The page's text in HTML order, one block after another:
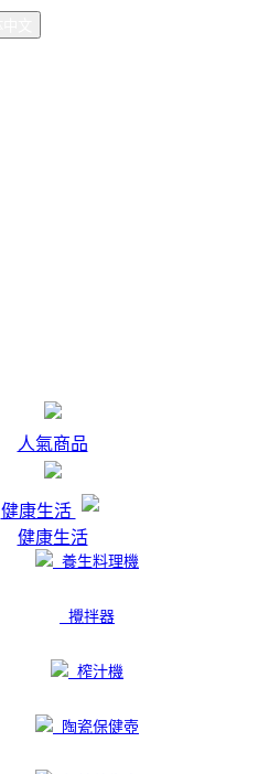
人氣商品
健康生活
健康生活
養生料理機
攪拌器
榨汁機
陶瓷保健壺